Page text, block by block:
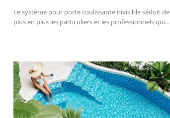
Le système pour porte coulissante invisible séduit de
plus en plus les particuliers et les professionnels qui...